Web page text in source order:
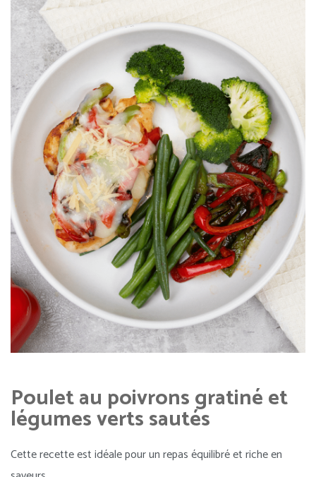
Poulet au poivrons gratiné et
légumes verts sautés
Cette recette est idéale pour un repas équilibré et riche en